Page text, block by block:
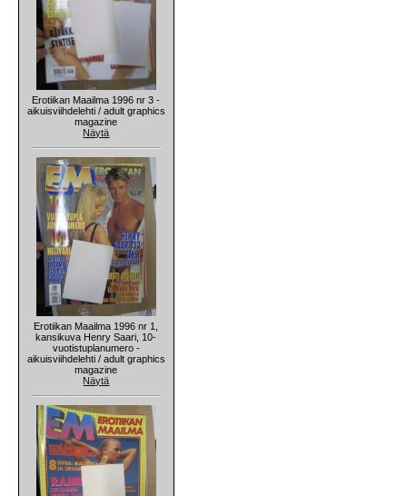
Erotiikan Maailma 1996 nr 3 -
aikuisviihdelehti / adult graphics
magazine
Näytä
Erotiikan Maailma 1996 nr 1,
kansikuva Henry Saari, 10-
vuotistuplanumero -
aikuisviihdelehti / adult graphics
magazine
Näytä